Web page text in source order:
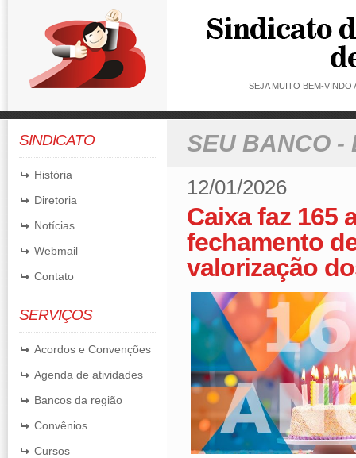
SEJA MUITO BEM-
SINDICATO
História
Diretoria
Notícias
Webmail
Contato
SERVIÇOS
Acordos e Convenções
Agenda de atividades
Bancos da região
Convênios
Cursos
SEU BANCO -
12/01/2026
Caixa faz 165
fechamento
valorização